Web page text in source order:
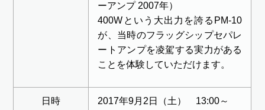
ーアンプ 2007年）
400Wという大出力を誇るPM-10
が、当時のフラッグシップセパレ
ートアンプを凌駕する実力がある
ことを体験していただけます。
日時
2017年9月2日（土） 13:00～